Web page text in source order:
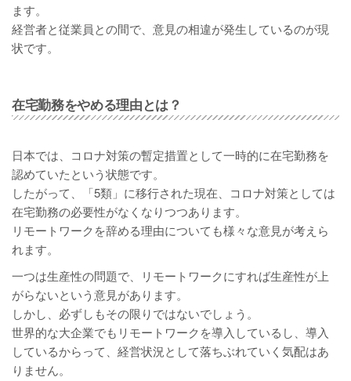
ます。
経営者と従業員との間で、意見の相違が発生しているのが現
状です。
在宅勤務をやめる理由とは？
日本では、コロナ対策の暫定措置として一時的に在宅勤務を
認めていたという状態です。
したがって、「5類」に移行された現在、コロナ対策としては
在宅勤務の必要性がなくなりつつあります。
リモートワークを辞める理由についても様々な意見が考えら
れます。
一つは生産性の問題で、リモートワークにすれば生産性が上
がらないという意見があります。
しかし、必ずしもその限りではないでしょう。
世界的な大企業でもリモートワークを導入しているし、導入
しているからって、経営状況として落ちぶれていく気配はあ
りません。